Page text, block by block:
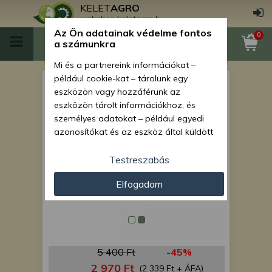
KELETAGRO
webshop.keletagro.hu
0
John Deere kaparólemez 94
5 400 Ft -45%
2 970 Ft (2 339 Ft + ÁFA)
Az Ön adatainak védelme fontos
a számunkra
Mi és a partnereink információkat –
például cookie-kat – tárolunk egy
eszközön vagy hozzáférünk az
eszközön tárolt információkhoz, és
személyes adatokat – például egyedi
azonosítókat és az eszköz által küldött
személyre szabott hirdetések és
tartalom nyújtásához, hirdetés- és
tartalomméréshez, nézettségi adatok
gyűjtéséhez, valamint termékek
javításához. Az Ön engedélyével mi és a
módszerrel szerzett pontos geolokációs
adatokat és azonosítási információkat
Testreszabás
Elfogadom